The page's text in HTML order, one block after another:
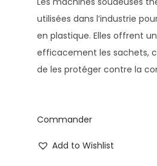
utilisées dans l’industrie
en plastique. Elles offrent
efficacement les sachets,
de les protéger contre la
Commander
Add to Wishlist